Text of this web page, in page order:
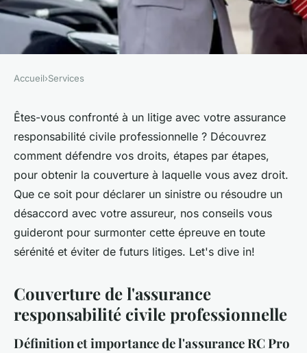
Assurance responsabilité
civile professionnel : que faire
en cas de litige ?
Sohan•15 juillet 2024•2 min de lecture
Accueil›Services
Êtes-vous confronté à un litige avec votre assurance
responsabilité civile professionnelle ? Découvrez
comment défendre vos droits, étapes par étapes,
pour obtenir la couverture à laquelle vous avez droit.
Que ce soit pour déclarer un sinistre ou résoudre un
désaccord avec votre assureur, nos conseils vous
guideront pour surmonter cette épreuve en toute
sérénité et éviter de futurs litiges. Let's dive in!
Couverture de l'assurance
responsabilité civile professionnelle
Définition et importance de l'assurance RC Pro